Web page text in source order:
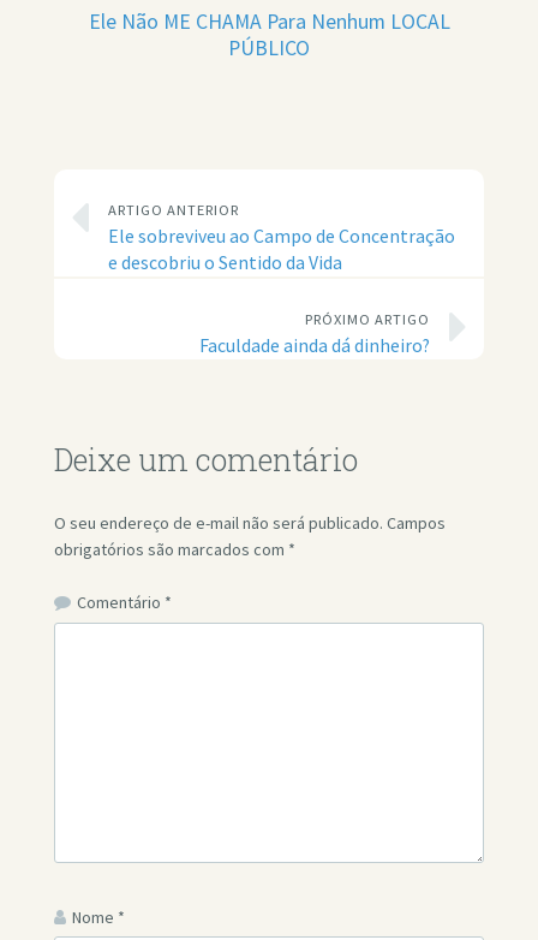
Ele Não ME CHAMA Para Nenhum LOCAL
PÚBLICO
ARTIGO ANTERIOR
Ele sobreviveu ao Campo de Concentração
e descobriu o Sentido da Vida
PRÓXIMO ARTIGO
Faculdade ainda dá dinheiro?
Deixe um comentário
O seu endereço de e-mail não será publicado. Campos
obrigatórios são marcados com *
Comentário *
Nome *